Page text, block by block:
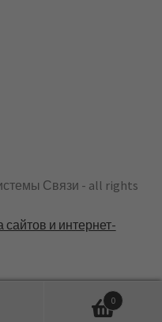
Связи - all rights
сайтов и интернет-
0